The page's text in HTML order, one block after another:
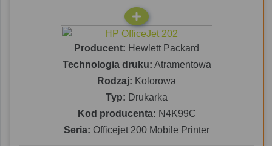
Producent: Hewlett Packard
Technologia druku: Atramentowa
Rodzaj: Kolorowa
Typ: Drukarka
Kod producenta: N4K99C
Seria: Officejet 200 Mobile Printer